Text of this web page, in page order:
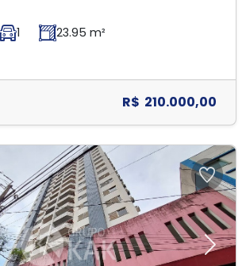
1 23.95 m²
R$ 210.000,00
Next